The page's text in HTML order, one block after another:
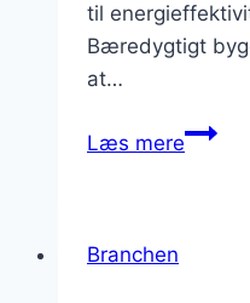
til
Bæredygtigt
at…
Læs mere
Branchen